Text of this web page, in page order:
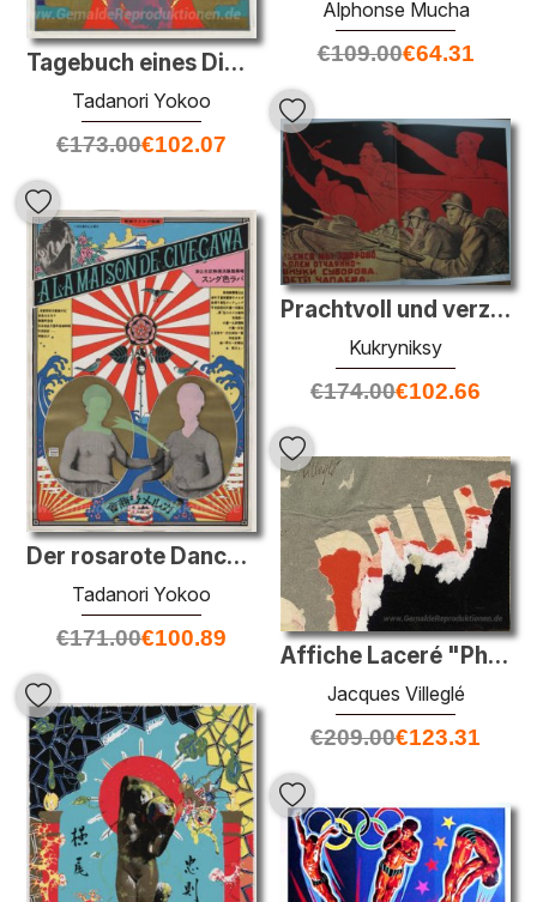
Alphonse Mucha
€109.00€64.31
Tagebuch eines Diebes aus Shinjuku
Tadanori Yokoo
€173.00€102.07
Prachtvoll und verzweifelt kämpfen wir - die Frage der Suworow u
Kukryniksy
€174.00€102.66
Der rosarote Dance, A La Maison De M. Civecawa
Tadanori Yokoo
€171.00€100.89
Affiche Laceré "Phillipe Biennale"
Jacques Villeglé
€209.00€123.31